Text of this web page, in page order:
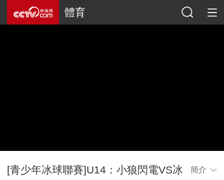
體育
[青少年冰球聯賽]U14：小狼閃電VS冰
簡介